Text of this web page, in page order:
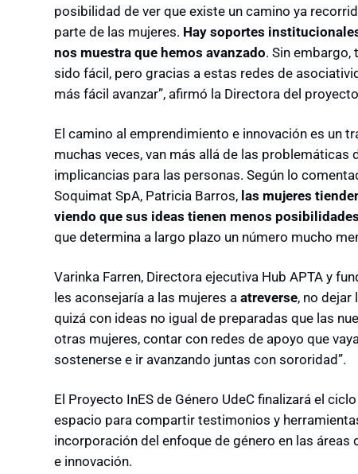
posibilidad de ver que existe un camino ya
parte de las mujeres. Hay soportes
nos muestra que hemos avanzado. Sin embargo,
sido fácil, pero gracias a estas redes de
más fácil avanzar”, afirmó la Directora del
El camino al emprendimiento e innovación es un
muchas veces, van más allá de las
implicancias para las personas. Según lo
Soquimat SpA, Patricia Barros, las mujeres
viendo que sus ideas tienen menos
que determina a largo plazo un número mucho
Varinka Farren, Directora ejecutiva Hub APTA y
les aconsejaría a las mujeres a atreverse, no
quizá con ideas no igual de preparadas que las
otras mujeres, contar con redes de apoyo que
sostenerse e ir avanzando juntas con sororidad”.
El Proyecto InES de Género UdeC finalizará el
espacio para compartir testimonios y
incorporación del enfoque de género en las
e innovación.